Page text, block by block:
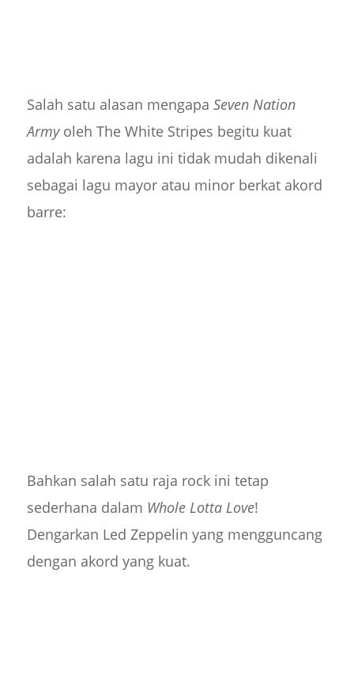
Salah satu alasan mengapa Seven Nation
Armyoleh The White Stripes begitu kuat
adalah karena lagu ini tidak mudah dikenali
sebagai lagu mayor atau minor berkat akord
barre:
Bahkan salah satu raja rock ini tetap
sederhana dalam Whole Lotta Love!
Dengarkan Led Zeppelin yang mengguncang
dengan akord yang kuat.